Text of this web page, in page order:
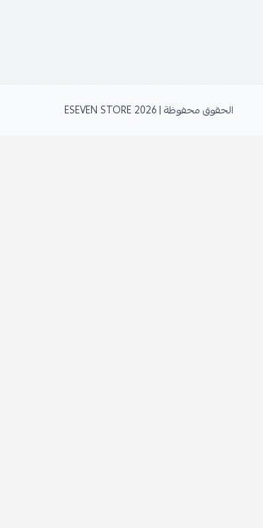
الحقوق محفوظة | 2026 ESEVEN STORE